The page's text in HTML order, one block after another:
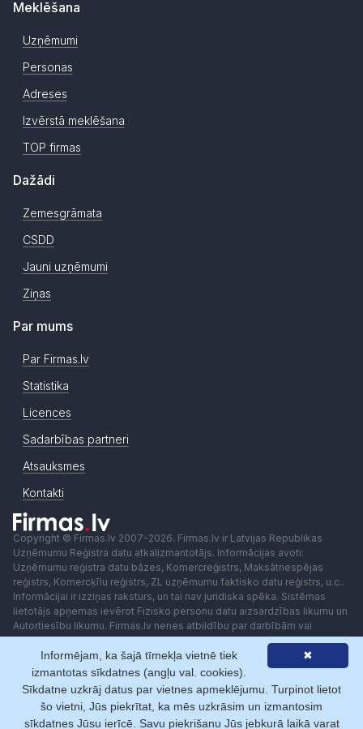
Meklēšana
Uzņēmumi
Personas
Adreses
Izvērstā meklēšana
TOP firmas
Dažādi
Zemesgrāmata
CSDD
Jauni uzņēmumi
Ziņas
Par mums
Par Firmas.lv
Statistika
Licences
Sadarbības partneri
Atsauksmes
Kontakti
Copyright © Firmas.lv 2007-2026. Firmas.lv ir Latvijas Republikas
Uzņēmumu Reģistra datu atkalizmantotājs. Informācijas avoti:
Uzņēmumu reģistra datu bāzes, Komercreģistrs, Maksātnespējas
reģistrs, Komercķīlu reģistrs, ZL uzņēmumu faktisko datu reģistrs, u.c..
Informācijai ir izziņas raksturs, un tai nav juridiska spēka. Sistēmas
lietotājs apņemas ievērot Fizisko personu datu aizsardzības likumu un
Autortiesību likumu. Firmas.lv nenes atbildību par darbībām vai
lēmumiem, kas balstīti uz saņemto pakalpojumu. Lietotājam aizliegts
izmantot jebkādas automatizētas sistēmas vai iekārtas (robotus)
piekļuvei sistēmai bez rakstiskas saskaņošanas ar Firmas.lv. Galvenā
redaktore: Ingūna Pempere.
Lietošanas noteikumi
Privātuma politika Norēķini ar
✖
Informējam, ka šajā tīmekļa vietnē tiek
izmantotas sīkdatnes (angļu val. cookies).
Sīkdatne uzkrāj datus par vietnes apmeklējumu. Turpinot lietot
šo vietni, Jūs piekrītat, ka mēs uzkrāsim un izmantosim
sīkdatnes Jūsu ierīcē. Savu piekrišanu Jūs jebkurā laikā varat